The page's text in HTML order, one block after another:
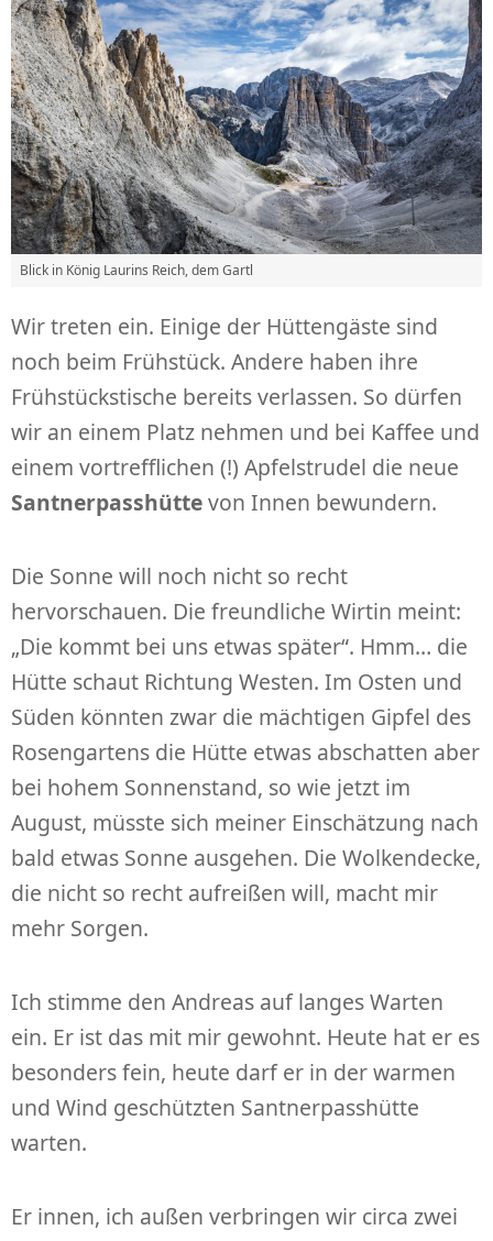
Blick in König Laurins Reich, dem Gartl
Wir treten ein. Einige der Hüttengäste sind
noch beim Frühstück. Andere haben ihre
Frühstückstische bereits verlassen. So dürfen
wir an einem Platz nehmen und bei Kaffee und
einem vortrefflichen (!) Apfelstrudel die neue
Santnerpasshüttevon Innen bewundern.
Die Sonne will noch nicht so recht
hervorschauen. Die freundliche Wirtin meint:
„Die kommt bei uns etwas später“. Hmm… die
Hütte schaut Richtung Westen. Im Osten und
Süden könnten zwar die mächtigen Gipfel des
Rosengartens die Hütte etwas abschatten aber
bei hohem Sonnenstand, so wie jetzt im
August, müsste sich meiner Einschätzung nach
bald etwas Sonne ausgehen. Die Wolkendecke,
die nicht so recht aufreißen will, macht mir
mehr Sorgen.
Ich stimme den Andreas auf langes Warten
ein. Er ist das mit mir gewohnt. Heute hat er es
besonders fein, heute darf er in der warmen
und Wind geschützten Santnerpasshütte
warten.
Er innen, ich außen verbringen wir circa zwei